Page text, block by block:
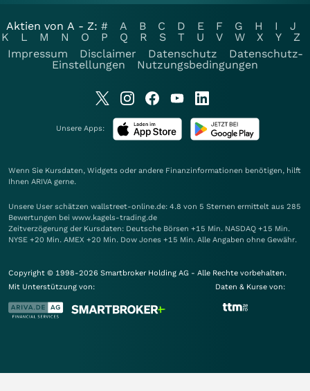
Aktien von A - Z: # A B C D E F G H I
J
K
L M N O P Q R S T U V W X Y
Z
Impressum
Disclaimer Datenschutz
Datenschutz-
Einstellungen
Nutzungsbedingungen
Unsere Apps:
Wenn Sie Kursdaten, Widgets oder andere Finanzinformationen benötigen, hilft
Ihnen ARIVA gerne.
Unsere User schätzen wallstreet-online.de: 4.8 von 5 Sternen ermittelt aus 285
Bewertungen bei www.kagels-trading.de
Zeitverzögerung der Kursdaten: Deutsche Börsen +15 Min. NASDAQ +15 Min.
NYSE +20 Min. AMEX +20 Min. Dow Jones +15 Min. Alle Angaben ohne Gewähr.
Copyright © 1998-2026 Smartbroker Holding AG - Alle Rechte vorbehalten.
Mit Unterstützung von:
Daten & Kurse von: